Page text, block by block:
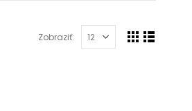
Zobraziť: